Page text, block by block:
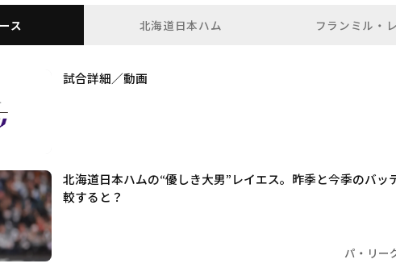
ス 北海道日本ハム フランミル・
試合詳細／動画
北海道日本ハムの“優しき大男”レイエス。昨季と今季のバッ
較すると？
パ・リー